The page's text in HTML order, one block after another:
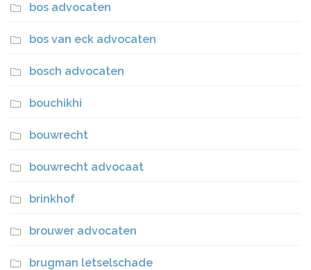
bos advocaten
bos van eck advocaten
bosch advocaten
bouchikhi
bouwrecht
bouwrecht advocaat
brinkhof
brouwer advocaten
brugman letselschade